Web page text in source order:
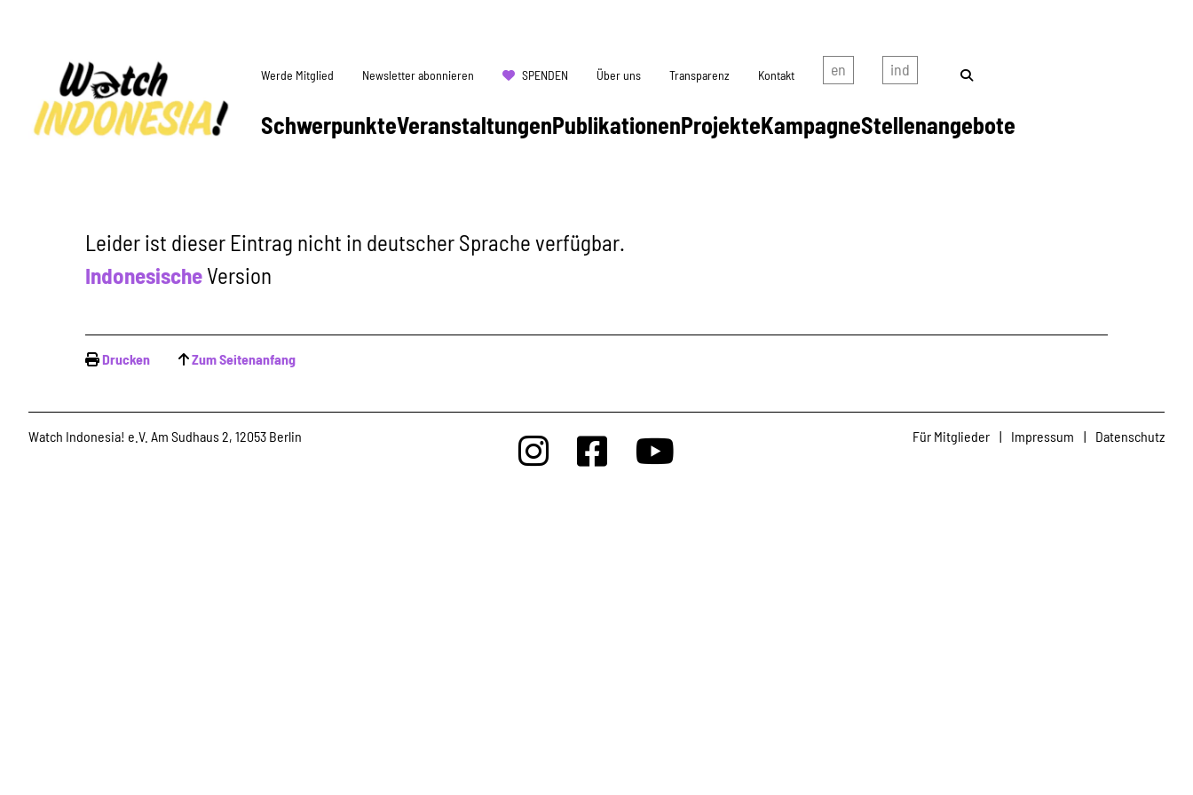
SchwerpunkteVeranstaltungenPublikationenProjekteKampagneStellenangebote
Werde Mitglied Newsletter abonnieren SPENDEN Über uns Transparenz Kontakt
Leider ist dieser Eintrag nicht in deutscher Sprache verfügbar.
Indonesische Version
Drucken Zum Seitenanfang
Watch Indonesia! e.V. Am Sudhaus 2, 12053 Berlin Für Mitglieder | Impressum | Datenschutz